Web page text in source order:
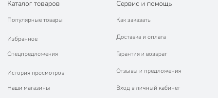
управления, исключающая соскальзывание пальцев.
Геометрия боковых поверхностей изделия
работы.
Упаковка из твердого лакированного картона
предотвращает повреждение товара при
транспортировке и красиво выделяет продукцию в
торговой точке.
Каталог товаров
Популярные товары
Избранное
Спецпредложения
История просмотров
Наши магазины
Сервис и помощь
Как заказать
Доставка и оплата
Гарантия и возврат
Отзывы и предложения
Вход в личный кабинет